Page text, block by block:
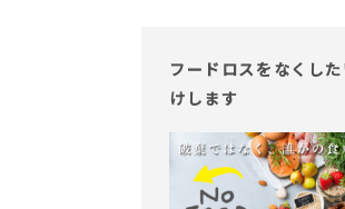
フードロスをなくし
けします